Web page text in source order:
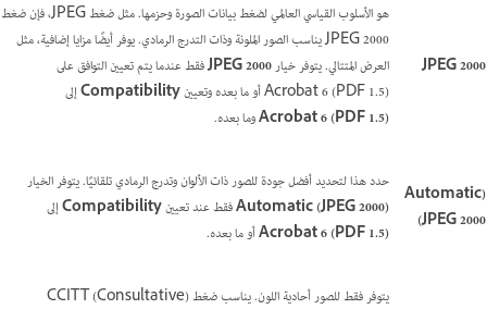
JPEG 2000
هو الأسلوب القياسي العالمي لضغط بيانات الصورة وحزمها. مثل ضغط JPEG، فإن ضغط
JPEG 2000 يناسب الصور الملونة وذات التدرج الرمادي. يوفر أيضًا مزايا إضافية، مثل
العرض المتتالي. يتوفر خيارJPEG 2000فقط عندما يتم تعيين التوافق على
Acrobat 6 (PDF 1.5) أو ما بعده وتعيين
Compatibilityإلى
Acrobat 6 (PDF 1.5)وما بعده.
(Automatic
(JPEG 2000
حدد هذا لتحديد أفضل جودة للصور ذات الألوان وتدرج الرمادي تلقائيًا. يتوفر الخيار
Automatic (JPEG 2000)فقط عند تعيينCompatibilityإلى
Acrobat 6 (PDF 1.5)أو ما بعده.
يتوفر فقط للصور أحادية اللون. يناسب ضغط (CCITT (Consultative